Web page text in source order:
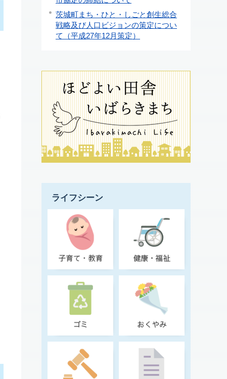
茨城町まち・ひと・しごと創生総合
戦略及び人口ビジョンの策定につい
て（平成27年12月策定）
ライフシーン